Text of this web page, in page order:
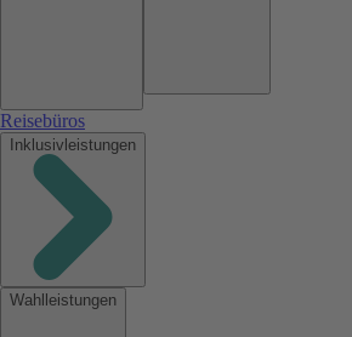
Reisebüros
Inklusivleistungen
Wahlleistungen